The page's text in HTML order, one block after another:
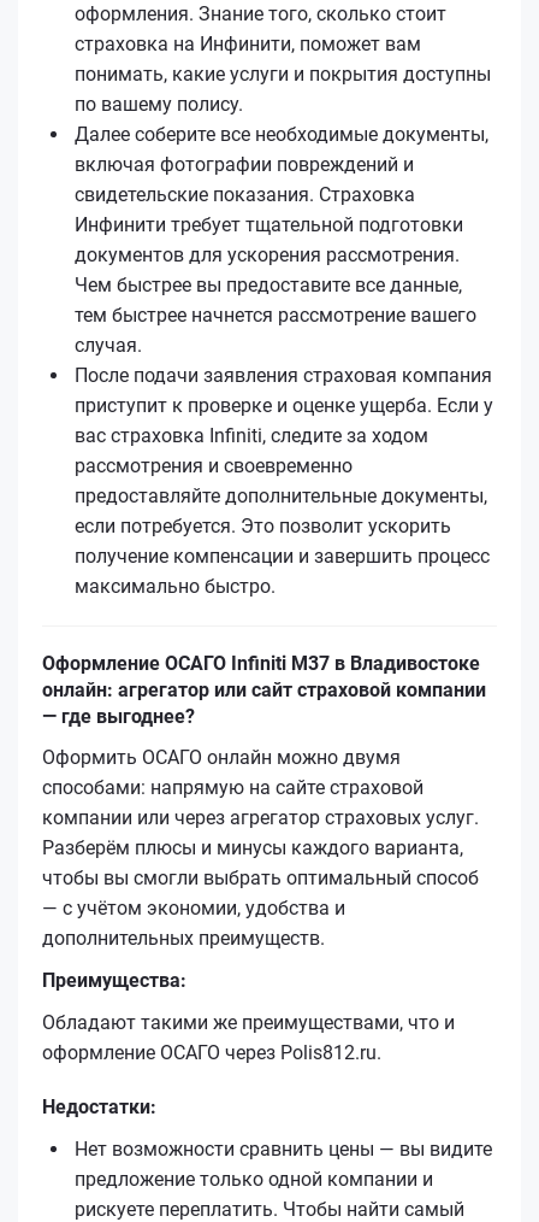
оформления. Знание того, сколько стоит
страховка на Инфинити, поможет вам
понимать, какие услуги и покрытия доступны
по вашему полису.
Далее соберите все необходимые документы,
включая фотографии повреждений и
свидетельские показания. Страховка
Инфинити требует тщательной подготовки
документов для ускорения рассмотрения.
Чем быстрее вы предоставите все данные,
тем быстрее начнется рассмотрение вашего
случая.
После подачи заявления страховая компания
приступит к проверке и оценке ущерба. Если у
вас страховка Infiniti, следите за ходом
рассмотрения и своевременно
предоставляйте дополнительные документы,
если потребуется. Это позволит ускорить
получение компенсации и завершить процесс
максимально быстро.
Оформление ОСАГО Infiniti M37 в Владивостоке
онлайн: агрегатор или сайт страховой компании
— где выгоднее?
Оформить ОСАГО онлайн можно двумя
способами: напрямую на сайте страховой
компании или через агрегатор страховых услуг.
Разберём плюсы и минусы каждого варианта,
чтобы вы смогли выбрать оптимальный способ
— с учётом экономии, удобства и
дополнительных преимуществ.
Преимущества:
Обладают такими же преимуществами, что и
оформление ОСАГО через Polis812.ru.
Недостатки:
Нет возможности сравнить цены — вы видите
предложение только одной компании и
рискуете переплатить. Чтобы найти самый